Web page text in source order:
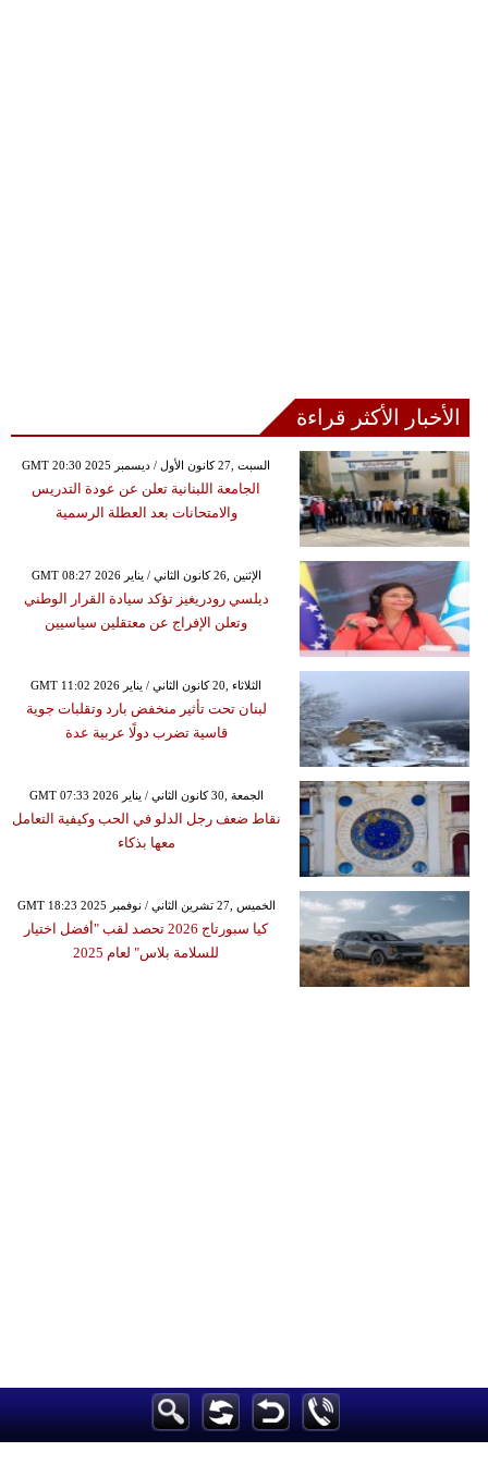
الأخبار الأكثر قراءة
GMT 20:30 2025 السبت ,27 كانون الأول / ديسمبر
الجامعة اللبنانية تعلن عن عودة التدريس
والامتحانات بعد العطلة الرسمية
GMT 08:27 2026 الإثنين ,26 كانون الثاني / يناير
ديلسي رودريغيز تؤكد سيادة القرار الوطني
وتعلن الإفراج عن معتقلين سياسيين
GMT 11:02 2026 الثلاثاء ,20 كانون الثاني / يناير
لبنان تحت تأثير منخفض بارد وتقلبات جوية
قاسية تضرب دولًا عربية عدة
GMT 07:33 2026 الجمعة ,30 كانون الثاني / يناير
نقاط ضعف رجل الدلو في الحب وكيفية التعامل
معها بذكاء
GMT 18:23 2025 الخميس ,27 تشرين الثاني / نوفمبر
كيا سبورتاج 2026 تحصد لقب "أفضل اختيار
للسلامة بلاس" لعام 2025